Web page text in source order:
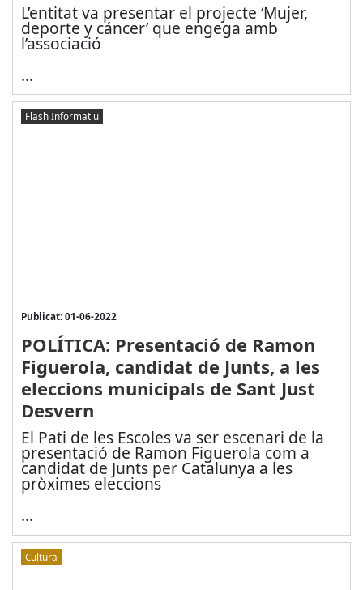
L’entitat va presentar el projecte ‘Mujer,
deporte y cáncer’ que engega amb
l’associació
...
Flash Informatiu
Publicat: 01-06-2022
POLÍTICA: Presentació de Ramon
Figuerola, candidat de Junts, a les
eleccions municipals de Sant Just
Desvern
El Pati de les Escoles va ser escenari de la
presentació de Ramon Figuerola com a
candidat de Junts per Catalunya a les
pròximes eleccions
...
Cultura